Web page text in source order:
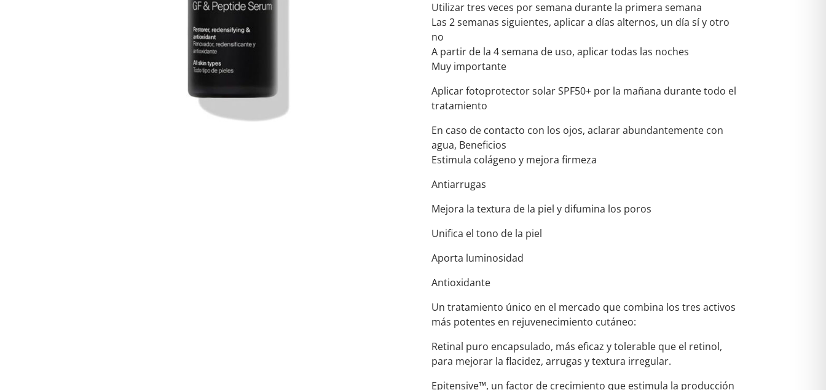
Utilizar tres veces por semana durante la primera semana
Las 2 semanas siguientes, aplicar a días alternos, un día sí y otro
no
A partir de la 4 semana de uso, aplicar todas las noches
Muy importante
Aplicar fotoprotector solar SPF50+ por la mañana durante todo el
tratamiento
En caso de contacto con los ojos, aclarar abundantemente con
agua, Beneficios
Estimula colágeno y mejora firmeza
Antiarrugas
Mejora la textura de la piel y difumina los poros
Unifica el tono de la piel
Aporta luminosidad
Antioxidante
Un tratamiento único en el mercado que combina los tres activos
más potentes en rejuvenecimiento cutáneo:
Retinal puro encapsulado, más eficaz y tolerable que el retinol,
para mejorar la flacidez, arrugas y textura irregular.
Epitensive™, un factor de crecimiento que estimula la producción